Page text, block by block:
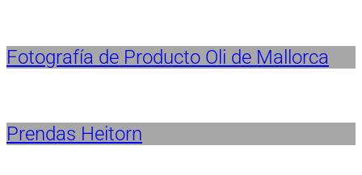
Fotografía de Producto Oli de Mallorca
Prendas Heitorn